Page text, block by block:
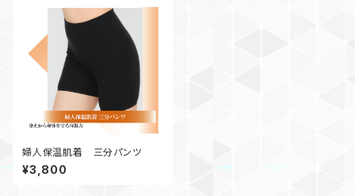
婦人保温肌着 三分パンツ
¥3,800